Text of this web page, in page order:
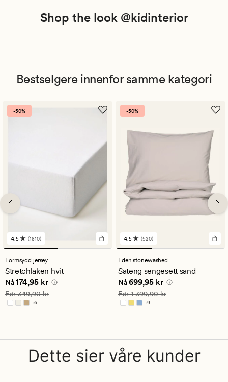
Shop the look @kidinterior
Bestselgere innenfor samme kategori
-50%
1810
anmeldelser
med
en
gjennomsnittlig
vurdering
på
4.5
4.5 (1810)
Formsydd jersey
Stretchlaken hvit
Nåværende pris
Nå174,95 kr
Vanlig pris 349,90 kr
Før349,90 kr
+6
Tilgjengelig i flere farger
-50%
520
anmeldelser
med
en
gjennomsnittlig
vurdering
på
4.5
4.5 (520)
Eden stonewashed
Sateng sengesett sand
Nåværende pris
Nå699,95 kr
Vanlig pris 1 399,90 kr
Før1 399,90 kr
+9
Tilgjengelig i flere farger
Dette sier våre kunder